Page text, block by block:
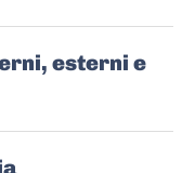
esterni e